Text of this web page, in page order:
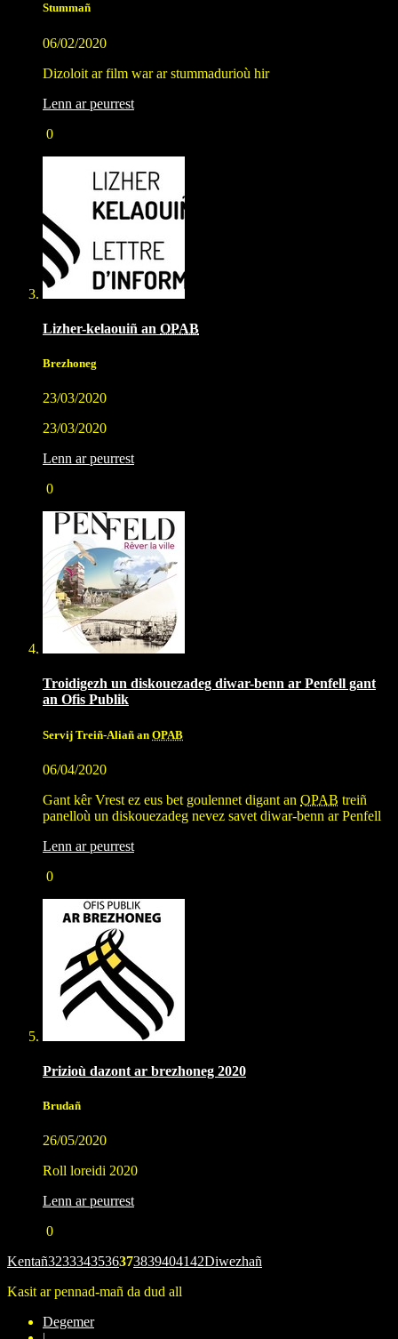
Stummañ
06/02/2020
Dizoloit ar film war ar stummadurioù hir
Lenn ar peurrest
0
Lizher-kelaouiñ an OPAB
Brezhoneg
23/03/2020
23/03/2020
Lenn ar peurrest
0
Troidigezh un diskouezadeg diwar-benn ar Penfell gant
an Ofis Publik
Servij Treiñ-Aliañ an OPAB
06/04/2020
Gant kêr Vrest ez eus bet goulennet digant an OPAB treiñ
panelloù un diskouezadeg nevez savet diwar-benn ar Penfell
Lenn ar peurrest
0
Prizioù dazont ar brezhoneg 2020
Brudañ
26/05/2020
Roll loreidi 2020
Lenn ar peurrest
0
Kentañ3233343536373839404142Diwezhañ
Kasit ar pennad-mañ da dud all
Degemer